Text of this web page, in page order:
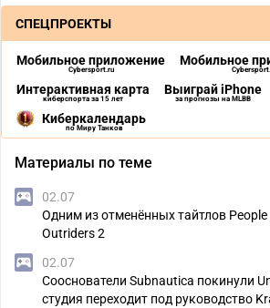
СПЕЦПРОЕКТЫ
Мобильное приложение
Cybersport.ru
Мобильное
Интерактивная карта
киберспорта за 15 лет
Выиграй iPhone
за прогнозы на MLBB
Киберкалендарь
по Миру Танков
Материалы по теме
02.07
Одним из отменённых тайтлов People
Outriders 2
02.07
Сооснователи Subnautica покинули
студия переходит под руководство